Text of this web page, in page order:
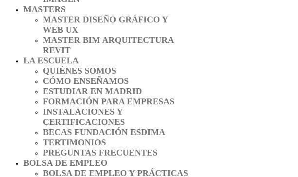
MASTERS
MASTER DISEÑO GRÁFICO Y
WEB UX
MASTER BIM ARQUITECTURA
REVIT
LA ESCUELA
QUIÉNES SOMOS
CÓMO ENSEÑAMOS
ESTUDIAR EN MADRID
FORMACIÓN PARA EMPRESAS
INSTALACIONES Y
CERTIFICACIONES
BECAS FUNDACIÓN ESDIMA
TERTIMONIOS
PREGUNTAS FRECUENTES
BOLSA DE EMPLEO
BOLSA DE EMPLEO Y PRÁCTICAS